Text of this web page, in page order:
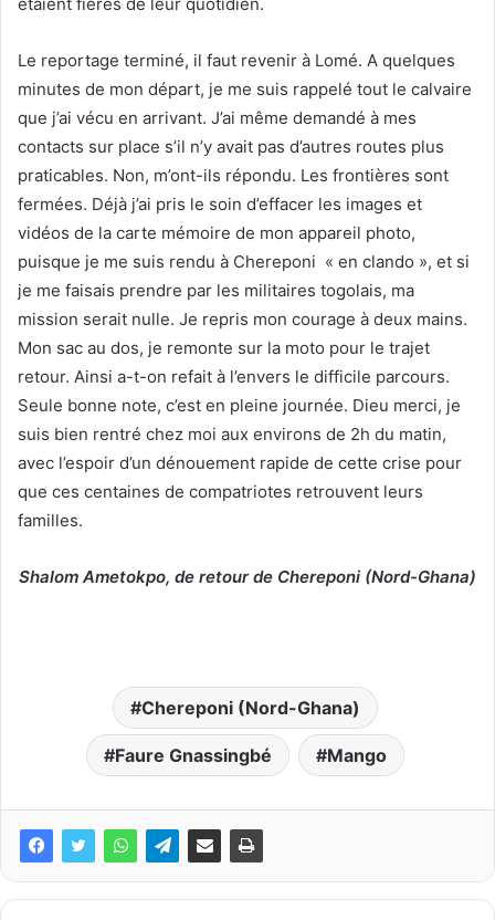
Le reportage terminé, il faut revenir à Lomé. A quelques
minutes de mon départ, je me suis rappelé tout le calvaire
que j’ai vécu en arrivant. J’ai même demandé à mes
contacts sur place s’il n’y avait pas d’autres routes plus
praticables. Non, m’ont-ils répondu. Les frontières sont
fermées. Déjà j’ai pris le soin d’effacer les images et
vidéos de la carte mémoire de mon appareil photo,
puisque je me suis rendu à Chereponi « en clando », et si
je me faisais prendre par les militaires togolais, ma
mission serait nulle. Je repris mon courage à deux mains.
Mon sac au dos, je remonte sur la moto pour le trajet
retour. Ainsi a-t-on refait à l’envers le difficile parcours.
Seule bonne note, c’est en pleine journée. Dieu merci, je
suis bien rentré chez moi aux environs de 2h du matin,
avec l’espoir d’un dénouement rapide de cette crise pour
que ces centaines de compatriotes retrouvent leurs
familles.
Shalom Ametokpo, de retour de Chereponi (Nord-Ghana)
Chereponi (Nord-Ghana)
Faure Gnassingbé Mango